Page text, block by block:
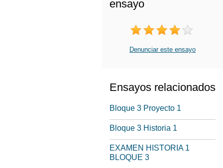
ensayo
Denunciar este ensayo
Ensayos relacionados
Bloque 3 Proyecto 1
Bloque 3 Historia 1
EXAMEN HISTORIA 1
BLOQUE 3